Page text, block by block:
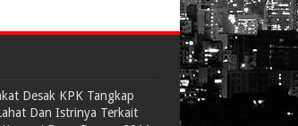
Desak KPK Tangkap
Dan Istrinya Terkait